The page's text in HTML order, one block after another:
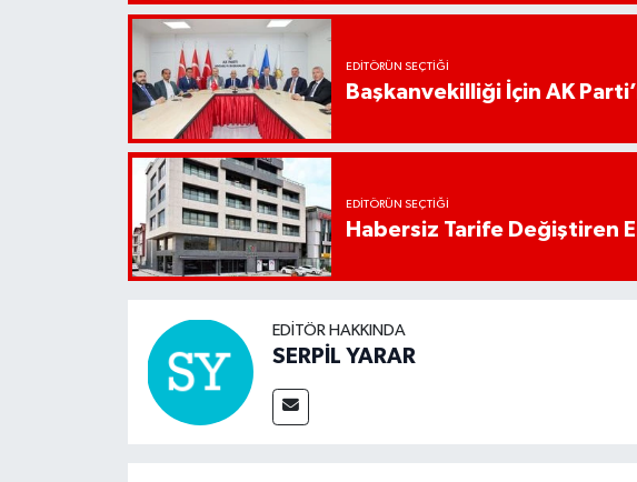
EDITÖRÜN SEÇTIĞI
Başkanvekilliği İçin AK
EDITÖRÜN SEÇTIĞI
Habersiz Tarife Değiştiren
EDITÖR HAKKINDA
SERPİL YARAR